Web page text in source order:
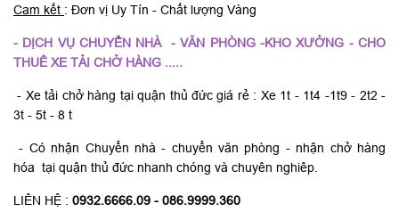
Cam kết : Đơn vị Uy Tín - Chất lượng Vàng
- DỊCH VỤ CHUYỂN NHÀ - VĂN PHÒNG -KHO XƯỞNG - CHO
THUÊ XE TẢI CHỞ HÀNG .....
- Xe tải chở hàng tại quận thủ đức giá rẻ : Xe 1t - 1t4 -1t9 - 2t2 -
3t - 5t - 8 t
- Có nhận Chuyển nhà - chuyển văn phòng - nhận chở hàng
hóa tại quận thủ đức nhanh chóng và chuyên nghiêp.
LIÊN HỆ : 0932.6666.09 - 086.9999.360